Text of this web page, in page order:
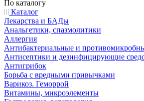
По каталогу
Каталог
Лекарства и БАДы
Анальгетики, спазмолитики
Аллергия
Антибактериальные и
Антисептики и дезинфицирующие
Антигрибок
Борьба с вредными привычками
Варикоз. Геморрой
Витамины, микроэлементы